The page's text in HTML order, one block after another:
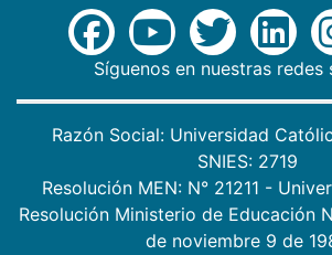
Síguenos en nuestras redes
Razón Social: Universidad
SNIES: 2719
Resolución MEN: N° 21211 -
Resolución Ministerio de Educación
de noviembre 9 de